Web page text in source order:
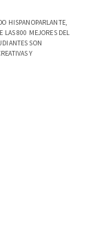
HISPANOPARLANTE,
LAS 800 MEJORES DEL
SON
Y